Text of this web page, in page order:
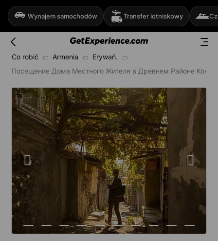
Wynajem samochodów Transfer lotniskowy
Co robić Armenia
Erywań.
Посещение Дома Местного Жителя в Древнем Районе Конд